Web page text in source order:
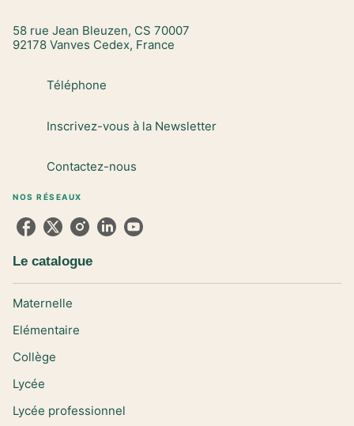
58 rue Jean Bleuzen, CS 70007
92178 Vanves Cedex, France
Téléphone
Inscrivez-vous à la Newsletter
Contactez-nous
NOS RÉSEAUX
Le catalogue
Maternelle
Elémentaire
Collège
Lycée
Lycée professionnel